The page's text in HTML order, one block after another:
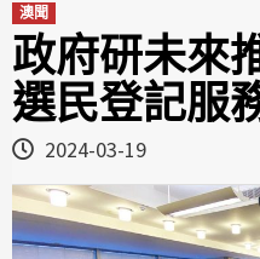
澳聞
政府研未來
選民登記服
2024-03-19